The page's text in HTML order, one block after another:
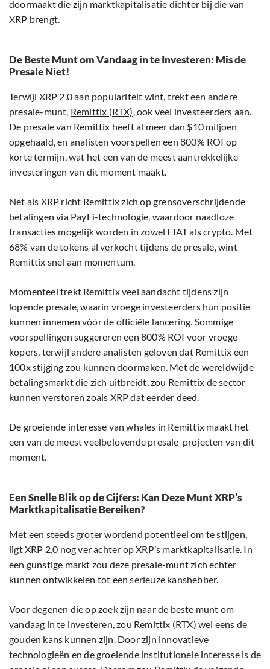
doormaakt die zijn marktkapitalisatie dichter bij die van
XRP brengt.
De Beste Munt om Vandaag in te Investeren: Mis de
Presale Niet!
Terwijl XRP 2.0 aan populariteit wint, trekt een andere
presale-munt, Remittix (RTX), ook veel investeerders aan.
De presale van Remittix heeft al meer dan $10 miljoen
opgehaald, en analisten voorspellen een 800% ROI op
korte termijn, wat het een van de meest aantrekkelijke
investeringen van dit moment maakt.
Net als XRP richt Remittix zich op grensoverschrijdende
betalingen via PayFi-technologie, waardoor naadloze
transacties mogelijk worden in zowel FIAT als crypto. Met
68% van de tokens al verkocht tijdens de presale, wint
Remittix snel aan momentum.
Momenteel trekt Remittix veel aandacht tijdens zijn
lopende presale, waarin vroege investeerders hun positie
kunnen innemen vóór de officiële lancering. Sommige
voorspellingen suggereren een 800% ROI voor vroege
kopers, terwijl andere analisten geloven dat Remittix een
100x stijging zou kunnen doormaken. Met de wereldwijde
betalingsmarkt die zich uitbreidt, zou Remittix de sector
kunnen verstoren zoals XRP dat eerder deed.
De groeiende interesse van whales in Remittix maakt het
een van de meest veelbelovende presale-projecten van dit
moment.
Een Snelle Blik op de Cijfers: Kan Deze Munt XRP’s
Marktkapitalisatie Bereiken?
Met een steeds groter wordend potentieel om te stijgen,
ligt XRP 2.0 nog ver achter op XRP’s marktkapitalisatie. In
een gunstige markt zou deze presale-munt zich echter
kunnen ontwikkelen tot een serieuze kanshebber.
Voor degenen die op zoek zijn naar de beste munt om
vandaag in te investeren, zou Remittix (RTX) wel eens de
gouden kans kunnen zijn. Door zijn innovatieve
technologieën en de groeiende institutionele interesse is de